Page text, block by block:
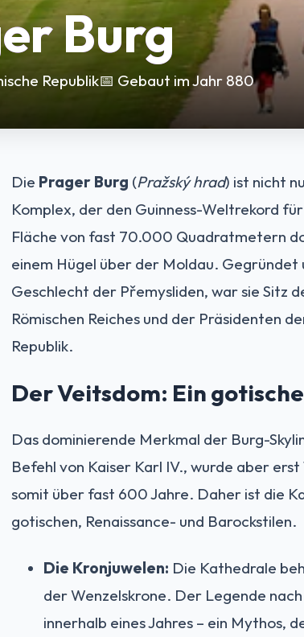
Burg
Republik📅 Gebaut im Jahr 880
Die Prager Burg (Pražský hrad) ist nicht
Komplex, der den Guinness-Weltrekord
Fläche von fast 70.000 Quadratmetern
einem Hügel über der Moldau. Gegründet
Geschlecht der Přemysliden, war sie Sitz
Römischen Reiches und der Präsidenten
Republik.
Der Veitsdom: Ein
Das dominierende Merkmal der Burg-
Befehl von Kaiser Karl IV., wurde aber
somit über fast 600 Jahre. Daher ist die
gotischen, Renaissance- und Barockstilen.
Die Kronjuwelen: Die Kathedrale
der Wenzelskrone. Der Legende
innerhalb eines Jahres – ein Mythos,